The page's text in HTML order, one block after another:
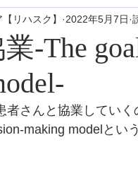
連 高次脳機能障害
ついて
-The
リハスク】 2022年5月7日
者さんと協業してい
making modelとい